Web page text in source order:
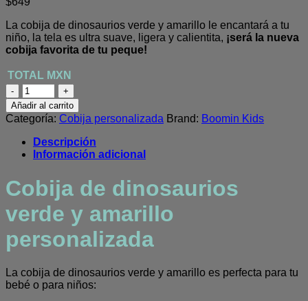
La cobija de dinosaurios verde y amarillo le encantará a tu
niño, la tela es ultra suave, ligera y calientita, ¡será la nueva
cobija favorita de tu peque!
Cobija
de
dinosaurios
verde
y
amarillo
personalizada
Añadir al carrito
Categoría: Cobija personalizada Brand: Boomin Kids
Descripción
Información adicional
Cobija de dinosaurios
verde y amarillo
personalizada
La cobija de dinosaurios verde y amarillo es perfecta para tu
bebé o para niños: